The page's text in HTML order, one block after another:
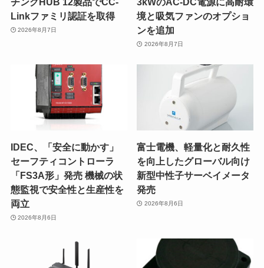
Linkファミリ認証を取得
2026年8月7日
境と吸気ファンのオプショ
ンを追加
2026年8月7日
IDEC、「安全に動かす」
セーフティコントローラ
「FS3A形」発売 機械の状
態監視で安全性と生産性を
両立
2026年8月6日
富士電機、軽量化と耐久性
を向上したグローバル向け
新型中性子サーベイメータ
発売
2026年8月6日